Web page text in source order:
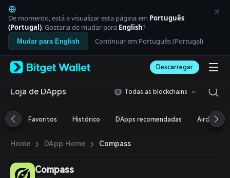
English
日本語
Tiếng Việt
Русский
Español (Latinoamérica)
Italiano
Deutsch
繁體中文
Português (Portugal)
ภาษาไทย
العربية
हिन्दी
De momento, está a visualizar esta página em Português
(Portugal). Gostaria de mudar para English?
Mudar para English Continuar em Português (Portugal)
Descarregar
Loja de DApps Todas as blockchains
Favoritos Histórico DApps recomendadas Airdrop
Home › DApp Home › Compass
Compass